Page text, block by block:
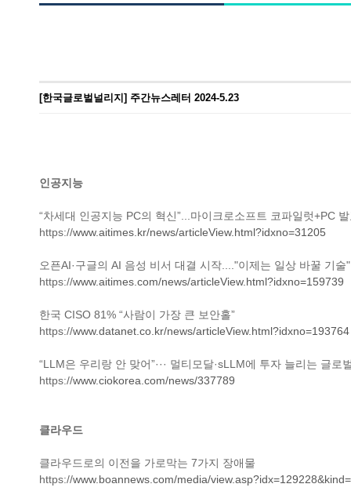
[한국글로벌널리지] 주간뉴스레터 2024-5.23
인공지능
“차세대 인공지능 PC의 혁신”...마이크로소프트 코파일럿+PC
https://www.aitimes.kr/news/articleView.html?idxno=31205
오픈AI·구글의 AI 음성 비서 대결 시작...."이제는 일상 바꿀 기
https://www.aitimes.com/news/articleView.html?idxno=159739
한국 CISO 81% “사람이 가장 큰 보안홀”
https://www.datanet.co.kr/news/articleView.html?idxno=193764
“LLM은 우리랑 안 맞어”··· 멀티모달·sLLM에 투자 늘리는 글
https://www.ciokorea.com/news/337789
클라우드
클라우드로의 이전을 가로막는 7가지 장애물
https://www.boannews.com/media/view.asp?idx=129228&kind=